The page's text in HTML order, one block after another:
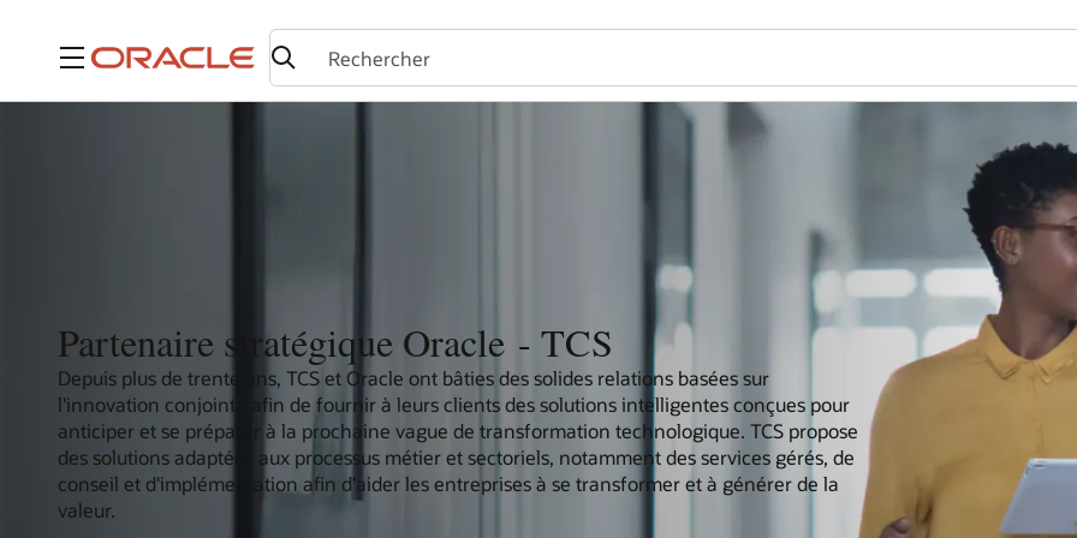
Menu
Partenaire stratégique Oracle - TCS
Depuis plus de trente ans, TCS et Oracle ont bâties des solides relations basées sur
l'innovation conjointe afin de fournir à leurs clients des solutions intelligentes conçues pour
anticiper et se préparer à la prochaine vague de transformation technologique. TCS propose
des solutions adaptées aux processus métier et sectoriels, notamment des services gérés, de
conseil et d'implémentation afin d'aider les entreprises à se transformer et à générer de la
valeur.